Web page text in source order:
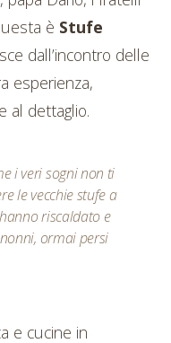
è Stufe
dall’incontro delle
esperienza,
al dettaglio.
i veri sogni non ti
le vecchie stufe a
riscaldato e
ormai persi
e cucine in